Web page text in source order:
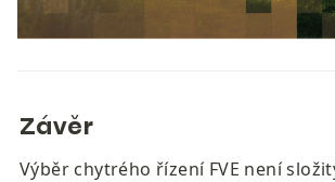
Závěr
Výběr chytrého řízení FVE není